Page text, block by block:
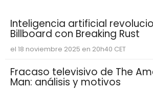
Inteligencia artificial
Billboard con Breaking Rust
el 18 noviembre 2025 en 20h40 CET
Fracaso televisivo de The
Man: análisis y motivos